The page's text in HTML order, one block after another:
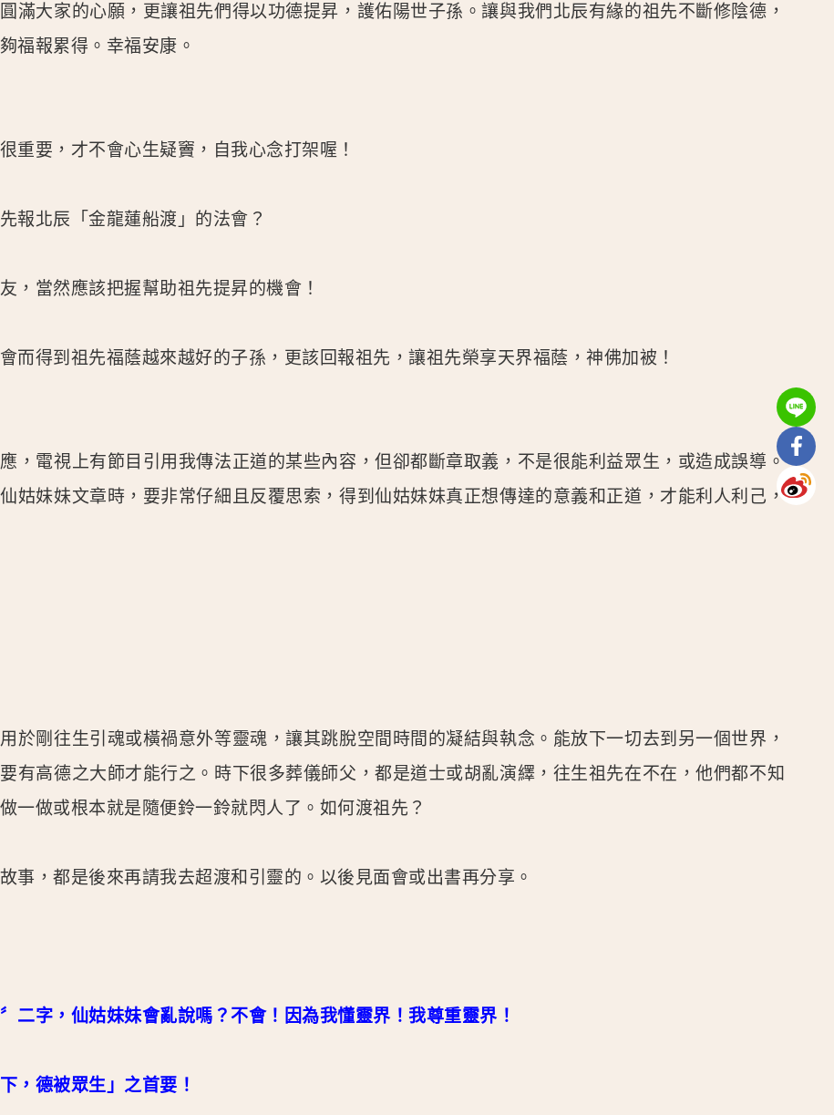
滿大家的心願，更讓祖先們得以功德提昇，護佑陽世子孫。讓與我們北辰有緣的祖先不斷修陰德，
福報累得。幸福安康。
重要，才不會心生疑竇，自我心念打架喔！
報北辰「金龍蓮船渡」的法會？
，當然應該把握幫助祖先提昇的機會！
而得到祖先福蔭越來越好的子孫，更該回報祖先，讓祖先榮享天界福蔭，神佛加被！
，電視上有節目引用我傳法正道的某些內容，但卻都斷章取義，不是很能利益眾生，或造成誤導。
姑妹妹文章時，要非常仔細且反覆思索，得到仙姑妹妹真正想傳達的意義和正道，才能利人利己，
於剛往生引魂或橫禍意外等靈魂，讓其跳脫空間時間的凝結與執念。能放下一切去到另一個世界，
有高德之大師才能行之。時下很多葬儀師父，都是道士或胡亂演繹，往生祖先在不在，他們都不知
一做或根本就是隨便鈴一鈴就閃人了。如何渡祖先？
事，都是後來再請我去超渡和引靈的。以後見面會或出書再分享。
二字，仙姑妹妹會亂說嗎？不會！因為我懂靈界！我尊重靈界！
，德被眾生」之首要！